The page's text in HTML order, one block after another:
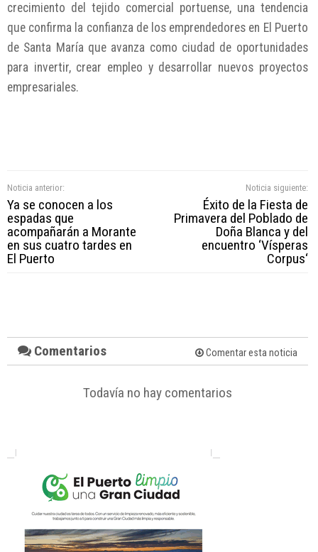
crecimiento del tejido comercial portuense, una tendencia
que confirma la confianza de los emprendedores en El Puerto
de Santa María que avanza como ciudad de oportunidades
para invertir, crear empleo y desarrollar nuevos proyectos
empresariales.
Noticia anterior:
Ya se conocen a los
espadas que
acompañarán a Morante
en sus cuatro tardes en
El Puerto
Noticia siguiente:
Éxito de la Fiesta de
Primavera del Poblado de
Doña Blanca y del
encuentro ‘Vísperas
Corpus‘
Comentarios Comentar esta noticia
Todavía no hay comentarios